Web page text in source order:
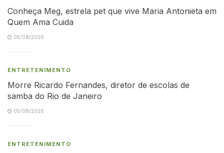
Conheça Meg, estrela pet que vive Maria Antonieta em
Quem Ama Cuida
05/08/2026
ENTRETENIMENTO
Morre Ricardo Fernandes, diretor de escolas de
samba do Rio de Janeiro
05/08/2026
ENTRETENIMENTO